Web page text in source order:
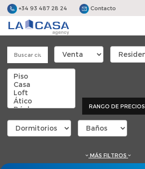
+34 93 487 28 24 Contacto
RANGO DE PRECIOS
MÁS FILTROS